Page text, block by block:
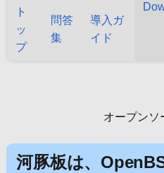
ト
ッ
プ
問答
集
導入ガ
イド
オープンソ
河豚板は、